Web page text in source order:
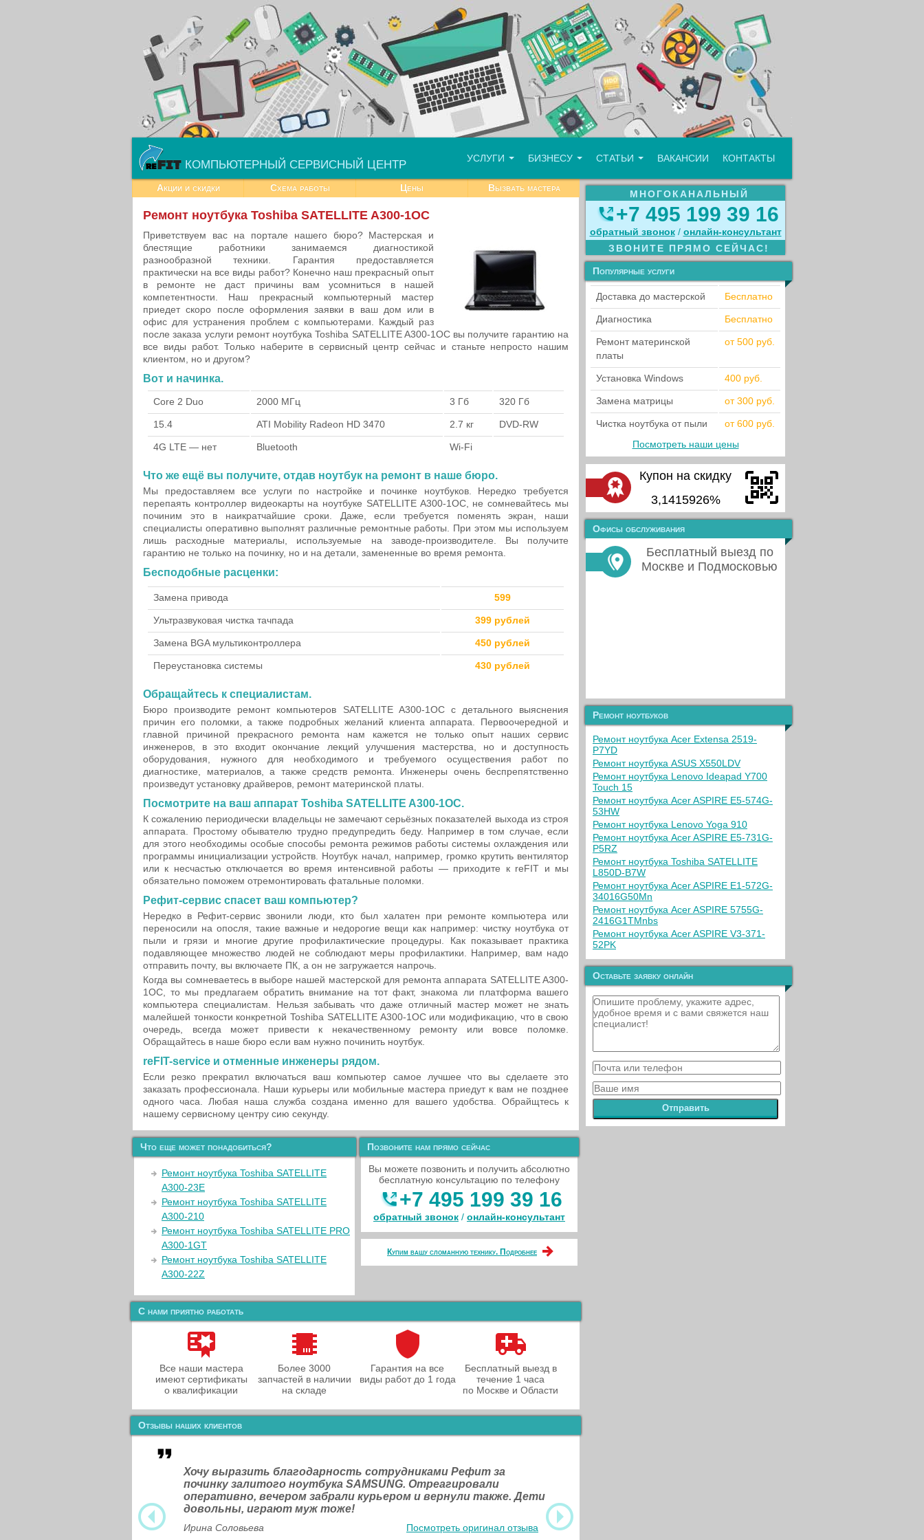
КОМПЬЮТЕРНЫЙ СЕРВИСНЫЙ ЦЕНТР УСЛУГИ БИЗНЕСУ СТАТЬИ ВАКАНСИИ КОНТАКТЫ
Акции и скидки Схема работы Цены Вызвать мастера
Ремонт ноутбука Toshiba SATELLITE A300-1OC
Приветствуем вас на портале нашего бюро? Мастерская и
блестящие работники занимаемся диагностикой
разнообразной техники. Гарантия предоставляется
практически на все виды работ? Конечно наш прекрасный опыт
в ремонте не даст причины вам усомниться в нашей
компетентности. Наш прекрасный компьютерный мастер
приедет скоро после оформления заявки в ваш дом или в
офис для устранения проблем с компьютерами. Каждый раз
после заказа услуги ремонт ноутбука Toshiba SATELLITE A300-1OC вы получите гарантию на
все виды работ. Только наберите в сервисный центр сейчас и станьте непросто нашим
клиентом, но и другом?
Вот и начинка.
Core 2 Duo 2000 МГц 3 Гб 320 Гб
15.4 ATI Mobility Radeon HD 3470 2.7 кг DVD-RW
4G LTE — нет Bluetooth Wi-Fi
Что же ещё вы получите, отдав ноутбук на ремонт в наше бюро.
Мы предоставляем все услуги по настройке и починке ноутбуков. Нередко требуется
перепаять контроллер видеокарты на ноутбуке SATELLITE A300-1OC, не сомневайтесь мы
починим это в наикратчайшие сроки. Даже, если требуется поменять экран, наши
специалисты оперативно выполнят различные ремонтные работы. При этом мы используем
лишь расходные материалы, используемые на заводе-производителе. Вы получите
гарантию не только на починку, но и на детали, замененные во время ремонта.
Бесподобные расценки:
Замена привода 599
Ультразвуковая чистка тачпада 399 рублей
Замена BGA мультиконтроллера 450 рублей
Переустановка системы 430 рублей
Обращайтесь к специалистам.
Бюро производите ремонт компьютеров SATELLITE A300-1OC с детального выяснения
причин его поломки, а также подробных желаний клиента аппарата. Первоочередной и
главной причиной прекрасного ремонта нам кажется не только опыт наших сервис
инженеров, в это входит окончание лекций улучшения мастерства, но и доступность
оборудования, нужного для необходимого и требуемого осуществения работ по
диагностике, материалов, а также средств ремонта. Инженеры очень беспрепятственно
произведут установку драйверов, ремонт материнской платы.
Посмотрите на ваш аппарат Toshiba SATELLITE A300-1OC.
К сожалению периодически владельцы не замечают серьёзных показателей выхода из строя
аппарата. Простому обывателю трудно предупредить беду. Например в том случае, если
для этого необходимы особые способы ремонта режимов работы системы охлаждения или
программы инициализации устройств. Ноутбук начал, например, громко крутить вентилятор
или к несчастью отключается во время интенсивной работы — приходите к reFIT и мы
обязательно поможем отремонтировать фатальные поломки.
Рефит-сервис спасет ваш компьютер?
Нередко в Рефит-сервис звонили люди, кто был халатен при ремонте компьютера или
переносили на опосля, такие важные и недорогие вещи как например: чистку ноутбука от
пыли и грязи и многие другие профилактические процедуры. Как показывает практика
подавляющее множество людей не соблюдают меры профилактики. Например, вам надо
отправить почту, вы включаете ПК, а он не загружается напрочь.
Когда вы сомневаетесь в выборе нашей мастерской для ремонта аппарата SATELLITE A300-
1OC, то мы предлагаем обратить внимание на тот факт, знакома ли платформа вашего
компьютера специалистам. Нельзя забывать что даже отличный мастер может не знать
малейшей тонкости конкретной Toshiba SATELLITE A300-1OC или модификацию, что в свою
очередь, всегда может привести к некачественному ремонту или вовсе поломке.
Обращайтесь в наше бюро если вам нужно починить ноутбук.
reFIT-service и отменные инженеры рядом.
Если резко прекратил включаться ваш компьютер самое лучшее что вы сделаете это
заказать профессионала. Наши курьеры или мобильные мастера приедут к вам не позднее
одного часа. Любая наша служба создана именно для вашего удобства. Обрайщтесь к
нашему сервисному центру сию секунду.
Что еще может понадобиться?
Ремонт ноутбука Toshiba SATELLITE
A300-23E
Ремонт ноутбука Toshiba SATELLITE
A300-210
Ремонт ноутбука Toshiba SATELLITE PRO
A300-1GT
Ремонт ноутбука Toshiba SATELLITE
A300-22Z
Позвоните нам прямо сейчас
Вы можете позвонить и получить абсолютно
бесплатную консультацию по телефону
+7 495 199 39 16
обратный звонок / онлайн‑консультант
Купим вашу сломанную технику. Подробнее
С нами приятно работать
Все наши мастера
имеют сертификаты
о квалификации
Более 3000
запчастей в наличии
на складе
Гарантия на все
виды работ до 1 года
Бесплатный выезд в
течение 1 часа
по Москве и Области
Отзывы наших клиентов
Хочу выразить благодарность сотрудниками Рефит за
починку залитого ноутбука SAMSUNG. Отреагировали
оперативно, вечером забрали курьером и вернули также. Дети
довольны, играют муж тоже!
Ирина Соловьева Посмотреть оригинал отзыва
МНОГОКАНАЛЬНЫЙ
+7 495 199 39 16
обратный звонок / онлайн‑консультант
ЗВОНИТЕ ПРЯМО СЕЙЧАС!
Популярные услуги
Доставка до мастерской Бесплатно
Диагностика Бесплатно
Ремонт материнской
платы
от 500 руб.
Установка Windows 400 руб.
Замена матрицы от 300 руб.
Чистка ноутбука от пыли
от 600 руб.
Посмотреть наши цены
Купон на скидку
3,1415926%
Офисы обслуживания
Бесплатный выезд по
Москве и Подмосковью
Ремонт ноутбуков
Ремонт ноутбука Acer Extensa 2519-
P7YD
Ремонт ноутбука ASUS X550LDV
Ремонт ноутбука Lenovo Ideapad Y700
Touch 15
Ремонт ноутбука Acer ASPIRE E5-574G-
53HW
Ремонт ноутбука Lenovo Yoga 910
Ремонт ноутбука Acer ASPIRE E5-731G-
P5RZ
Ремонт ноутбука Toshiba SATELLITE
L850D-B7W
Ремонт ноутбука Acer ASPIRE E1-572G-
34016G50Mn
Ремонт ноутбука Acer ASPIRE 5755G-
2416G1TMnbs
Ремонт ноутбука Acer ASPIRE V3-371-
52PK
Оставьте заявку онлайн
Отправить